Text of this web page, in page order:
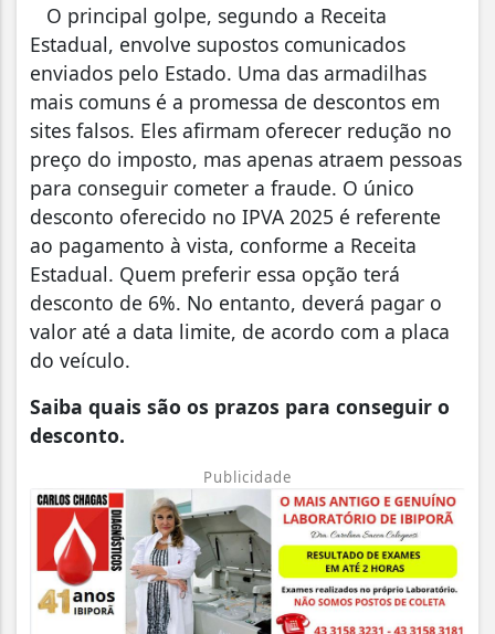
O principal golpe, segundo a Receita
Estadual, envolve supostos comunicados
enviados pelo Estado. Uma das armadilhas
mais comuns é a promessa de descontos em
sites falsos. Eles afirmam oferecer redução no
preço do imposto, mas apenas atraem pessoas
para conseguir cometer a fraude. O único
desconto oferecido no IPVA 2025 é referente
ao pagamento à vista, conforme a Receita
Estadual. Quem preferir essa opção terá
desconto de 6%. No entanto, deverá pagar o
valor até a data limite, de acordo com a placa
do veículo.
Saiba quais são os prazos para conseguir o
desconto.
Publicidade